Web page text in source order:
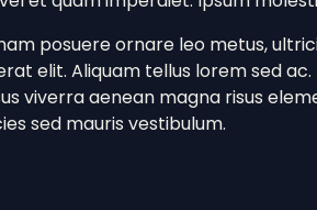
posuere ornare leo metus,
elit. Aliquam tellus lorem sed
viverra aenean magna risus
sed mauris vestibulum.